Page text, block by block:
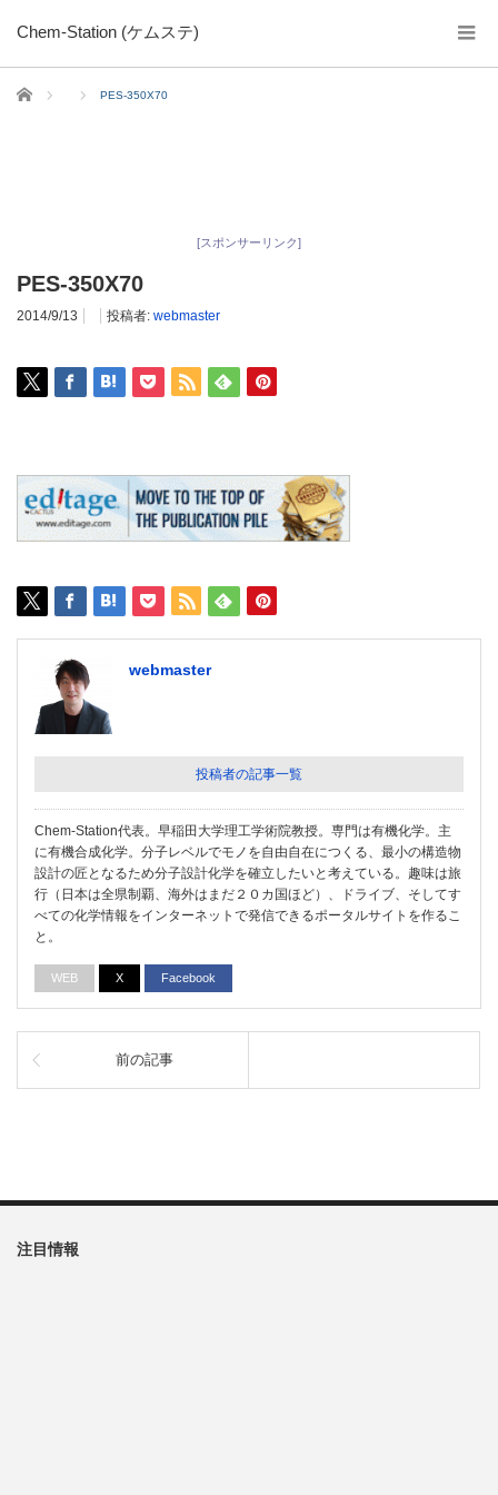
Chem-Station (ケムステ)
ホーム PES-350X70
[スポンサーリンク]
PES-350X70
2014/9/13 投稿者: webmaster
webmaster
投稿者の記事一覧
Chem-Station代表。早稲田大学理工学術院教授。専門は有機化学。主
に有機合成化学。分子レベルでモノを自由自在につくる、最小の構造物
設計の匠となるため分子設計化学を確立したいと考えている。趣味は旅
行（日本は全県制覇、海外はまだ２０カ国ほど）、ドライブ、そしてす
べての化学情報をインターネットで発信できるポータルサイトを作るこ
と。
WEB X Facebook
前の記事
注目情報